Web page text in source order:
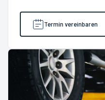
Termin vereinbaren